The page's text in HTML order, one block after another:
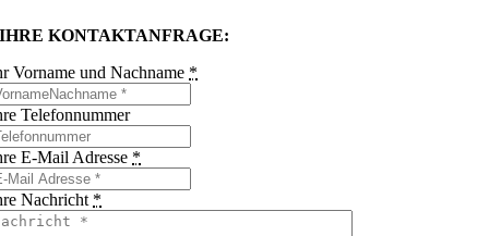
IHRE KONTAKTANFRAGE:
Vorname und Nachname *
Telefonnummer
E-Mail Adresse *
Nachricht *